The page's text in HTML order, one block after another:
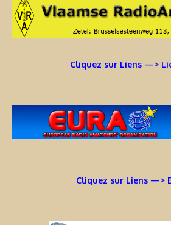
Cliquez sur Liens —>
Cliquez sur Liens —>